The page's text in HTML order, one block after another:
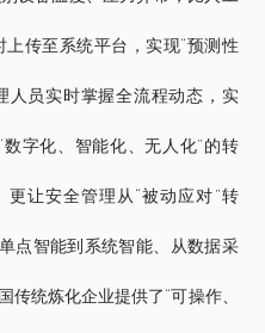
传至系统平台，实现“预测性
人员实时掌握全流程动态，实
字化、智能化、无人化”的转
让安全管理从“被动应对”转
点智能到系统智能、从数据采
统炼化企业提供了“可操作、